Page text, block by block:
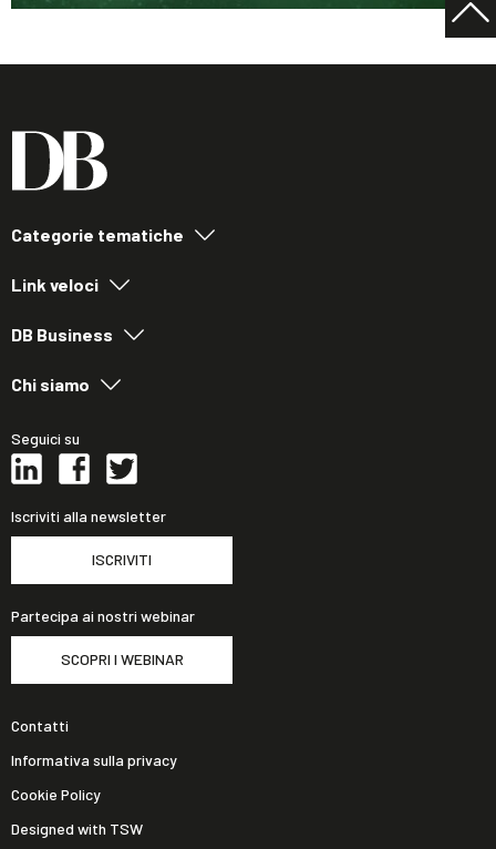
Categorie tematiche
Link veloci
DB Business
Chi siamo
Seguici su
Iscriviti alla newsletter
ISCRIVITI
Partecipa ai nostri webinar
SCOPRI I WEBINAR
Contatti
Informativa sulla privacy
Cookie Policy
Designed with TSW